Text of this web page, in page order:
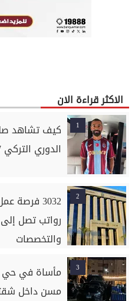
الاكثر قراءة الان
1
كيف تشاهد
الدوري التركي 2027
2
3032
والتخصصات
3
مأساة في حي
مسن داخل